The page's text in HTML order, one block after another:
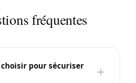
fréquentes
pour sécuriser